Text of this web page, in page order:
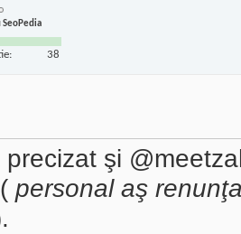
38
precizat şi
personal aş